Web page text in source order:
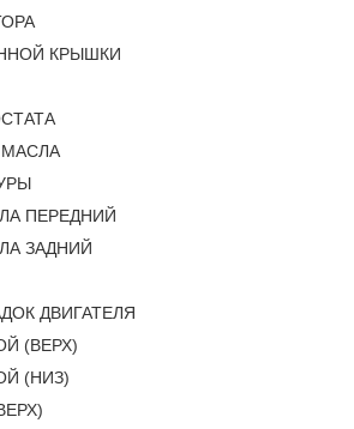
КРЫШКИ
МАСЛА
ПЕРЕДНИЙ
ЗАДНИЙ
ДВИГАТЕЛЯ
(ВЕРХ)
(НИЗ)